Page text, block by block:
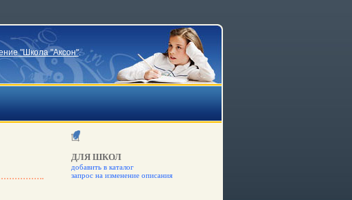
"Школа "Аксон".
ДЛЯ ШКОЛ
добавить в каталог
запрос на изменение описания